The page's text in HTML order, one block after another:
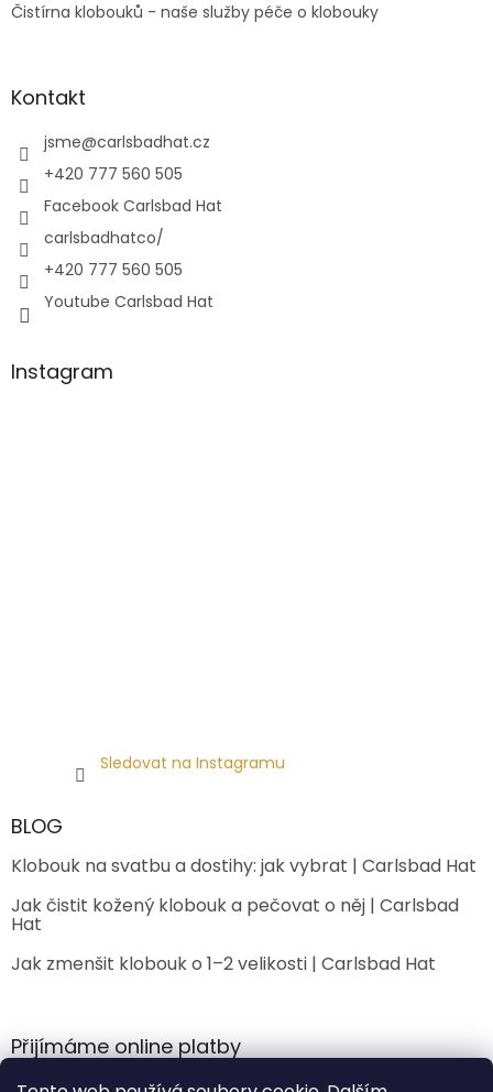
Čistírna klobouků - naše služby péče o klobouky
Kontakt
jsme@carlsbadhat.cz
+420 777 560 505
Facebook Carlsbad Hat
carlsbadhatco/
+420 777 560 505
Youtube Carlsbad Hat
Instagram
Sledovat na Instagramu
BLOG
Klobouk na svatbu a dostihy: jak vybrat | Carlsbad Hat
Jak čistit kožený klobouk a pečovat o něj | Carlsbad
Hat
Jak zmenšit klobouk o 1–2 velikosti | Carlsbad Hat
Přijímáme online platby